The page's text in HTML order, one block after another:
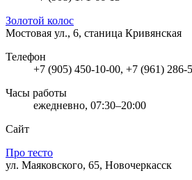
Золотой колос
Мостовая ул., 6, станица Кривянская
Телефон
+7 (905) 450-10-00, +7 (961) 286-
Часы работы
ежедневно, 07:30–20:00
Сайт
Про тесто
ул. Маяковского, 65, Новочеркасск